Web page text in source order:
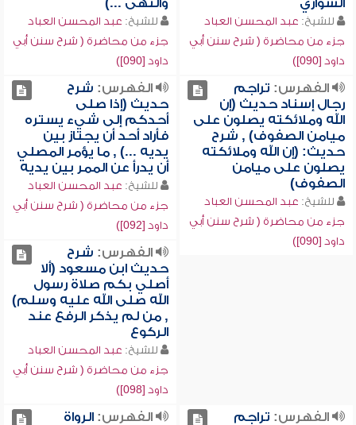
السواري
للشيخ: عبد المحسن العباد
جزء من محاضرة ( شرح سنن أبي
داود [090])
والنهى ...)
للشيخ: عبد المحسن العباد
جزء من محاضرة ( شرح سنن أبي
داود [090])
الفهرس: تراجم
رجال إسناد حديث (إن
الله وملائكته يصلون على
ميامن الصفوف) , شرح
حديث: (إن الله وملائكته
يصلون على ميامن
الصفوف)
للشيخ: عبد المحسن العباد
جزء من محاضرة ( شرح سنن أبي
داود [090])
الفهرس: شرح
حديث (إذا صلى
أحدكم إلى شيء يستره
فأراد أحد أن يجتاز بين
يديه ...) , ما يؤمر المصلي
أن يدرأ عن الممر بين يديه
للشيخ: عبد المحسن العباد
جزء من محاضرة ( شرح سنن أبي
داود [092])
الفهرس: شرح
حديث ابن مسعود (ألا
أصلي بكم صلاة رسول
الله صلى الله عليه وسلم)
, من لم يذكر الرفع عند
الركوع
للشيخ: عبد المحسن العباد
جزء من محاضرة ( شرح سنن أبي
داود [098])
الفهرس: تراجم
الفهرس:الرواة